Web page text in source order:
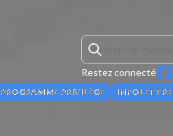
Restez connecté
PROGRAMME PRIVILÈGE INFOLETTRE